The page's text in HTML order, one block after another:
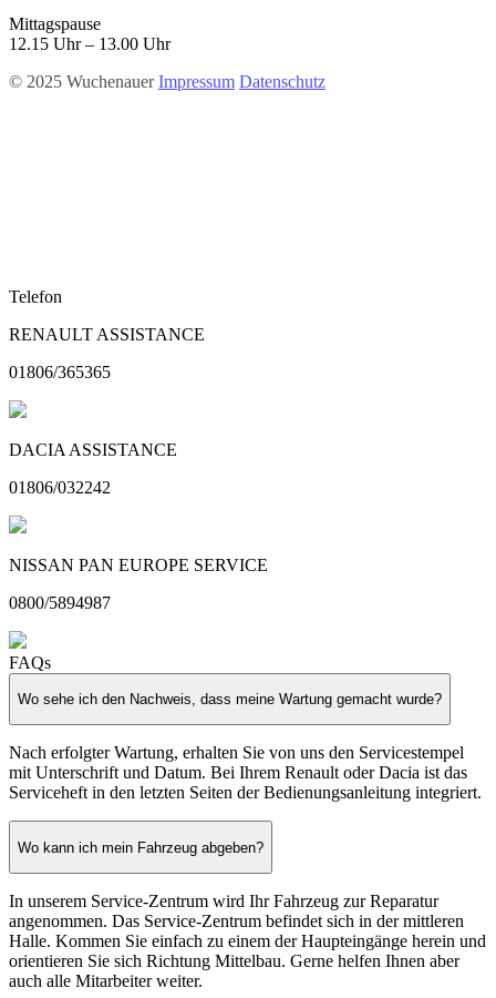
Mittagspause
12.15 Uhr – 13.00 Uhr
© 2025 Wuchenauer Impressum Datenschutz
Telefon
RENAULT ASSISTANCE
01806/365365
DACIA ASSISTANCE
01806/032242
NISSAN PAN EUROPE SERVICE
0800/5894987
FAQs
Wo sehe ich den Nachweis, dass meine Wartung gemacht wurde?
Nach erfolgter Wartung, erhalten Sie von uns den Servicestempel
mit Unterschrift und Datum. Bei Ihrem Renault oder Dacia ist das
Serviceheft in den letzten Seiten der Bedienungsanleitung integriert.
Wo kann ich mein Fahrzeug abgeben?
In unserem Service-Zentrum wird Ihr Fahrzeug zur Reparatur
angenommen. Das Service-Zentrum befindet sich in der mittleren
Halle. Kommen Sie einfach zu einem der Haupteingänge herein und
orientieren Sie sich Richtung Mittelbau. Gerne helfen Ihnen aber
auch alle Mitarbeiter weiter.